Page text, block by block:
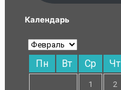
Календарь
Пн Вт Ср Чт
1 2